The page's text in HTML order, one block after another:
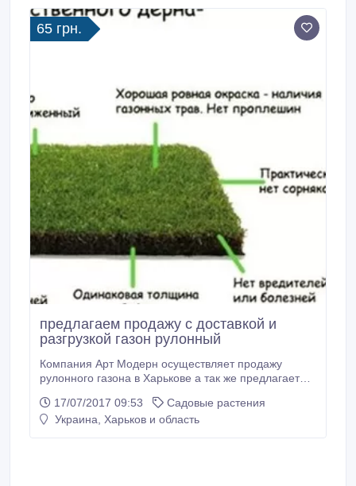
65 грн.
предлагаем продажу с доставкой и
разгрузкой газон рулонный
Компания Арт Модерн осуществляет продажу
рулонного газона в Харькове а так же предлагает
.Важнейший аспект производства качественного
рулонного газона – это профессиональные семена
17/07/2017 09:53
Садовые растения
Украина, Харьков и область